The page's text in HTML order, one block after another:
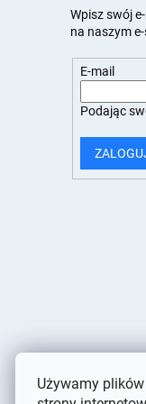
Używamy
Wpisz swój
na naszym
E-mail
Podając